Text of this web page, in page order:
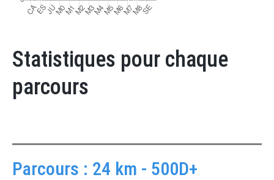
Statistiques pour chaque
parcours
Parcours : 24 km - 500D+